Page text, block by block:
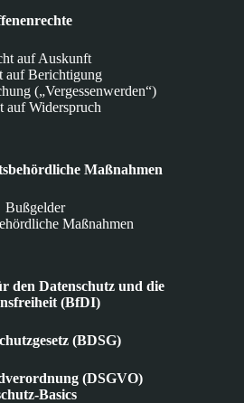
auf Auskunft
auf Berichtigung
(„Vergessenwerden“)
auf Widerspruch
Maßnahmen
Bußgelder
Maßnahmen
den Datenschutz und die
(BfDI)
(BDSG)
(DSGVO)
Basics